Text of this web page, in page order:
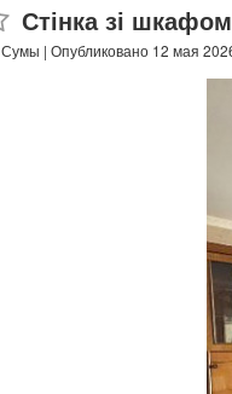
Стінка зі
Сумы | Опубликовано 12 мая